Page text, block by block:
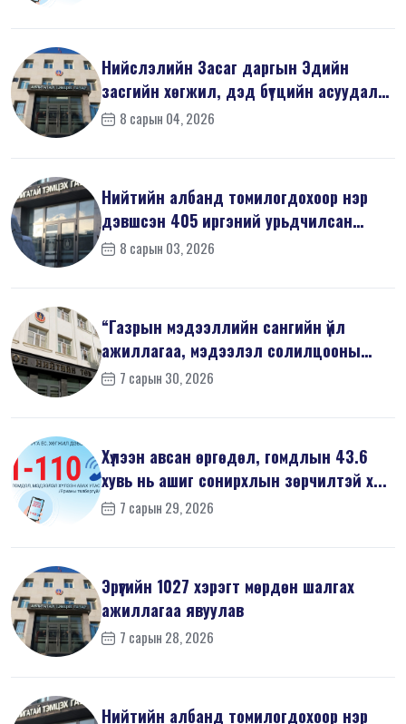
Нийслэлийн Засаг даргын Эдийн
засгийн хөгжил, дэд бүтцийн асуудал
хари...
8 сарын 04, 2026
Нийтийн албанд томилогдохоор нэр
дэвшсэн 405 иргэний урьдчилсан
мэдүүл...
8 сарын 03, 2026
“Газрын мэдээллийн сангийн үйл
ажиллагаа, мэдээлэл солилцооны
журам”-...
7 сарын 30, 2026
Хүлээн авсан өргөдөл, гомдлын 43.6
хувь нь ашиг сонирхлын зөрчилтэй х...
7 сарын 29, 2026
Эрүүгийн 1027 хэрэгт мөрдөн шалгах
ажиллагаа явуулав
7 сарын 28, 2026
Нийтийн албанд томилогдохоор нэр